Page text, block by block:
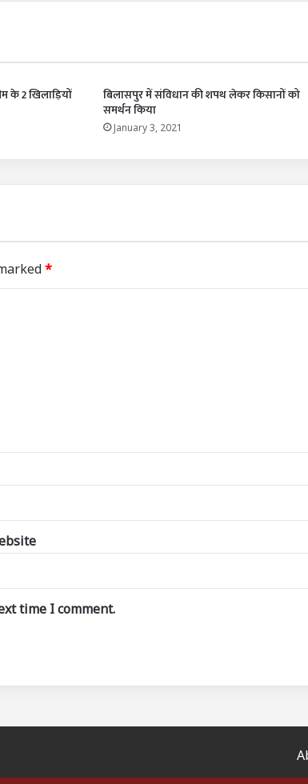
के 2 खिलाड़ियों
बिलासपुर में संविधान की शपथ लेकर किसानों को
समर्थन किया
January 3, 2021
*
time I comment.